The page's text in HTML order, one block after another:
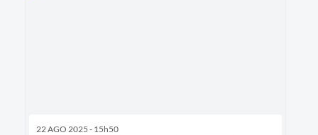
22 AGO 2025 - 15h50